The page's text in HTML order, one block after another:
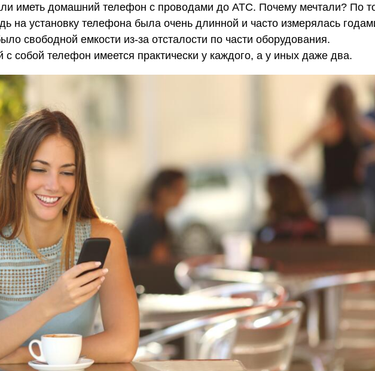
иметь домашний телефон с проводами до АТС. Почему мечтали? По
на установку телефона была очень длинной и часто измерялась
свободной емкости из-за отсталости по части оборудования.
собой телефон имеется практически у каждого, а у иных даже два.